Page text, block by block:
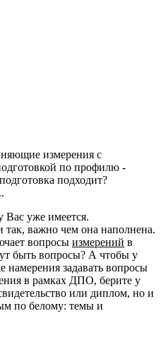
измерения с
по профилю -
подходит?
Вас уже имеется.
важно чем она наполнена.
вопросы измерений в
быть вопросы? А чтобы у
задавать вопросы
в рамках ДПО, берите у
или диплом, но и
по белому: темы и